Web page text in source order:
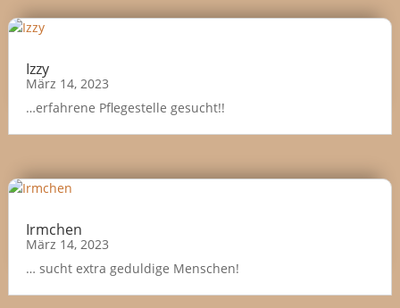
Izzy
März 14, 2023
…erfahrene Pflegestelle gesucht!!
Irmchen
März 14, 2023
… sucht extra geduldige Menschen!